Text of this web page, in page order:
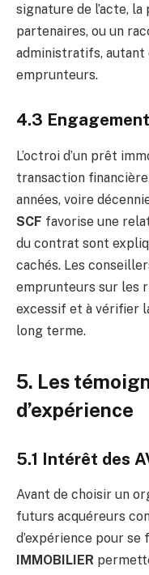
signature de l’acte,
partenaires, ou un
administratifs, autant
emprunteurs.
4.3
L’octroi d’un prêt
transaction
années, voire
SCF favorise une
du contrat sont
cachés. Les
emprunteurs sur les
excessif et à vérifier
long terme.
5. Les
d’expérience
5.1 Intérêt des
Avant de choisir un
futurs acquéreurs
d’expérience pour se
IMMOBILIER